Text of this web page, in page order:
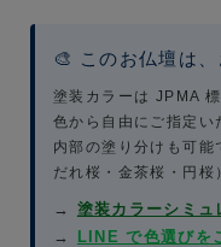
🎨 このお仏壇は
塗装カラーは JPMA
色から自由にご指定い
内部の塗り分けも可能
だれ桜・金茶桜・円桜
→ 塗装カラーシミュ
→
LINE で色選びを